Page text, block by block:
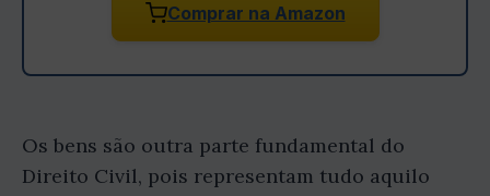
Comprar na Amazon
Os bens são outra parte fundamental do
Direito Civil, pois representam tudo aquilo